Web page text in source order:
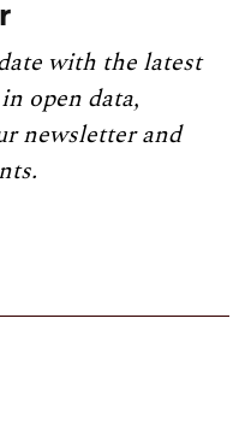
with the latest
open data,
newsletter and